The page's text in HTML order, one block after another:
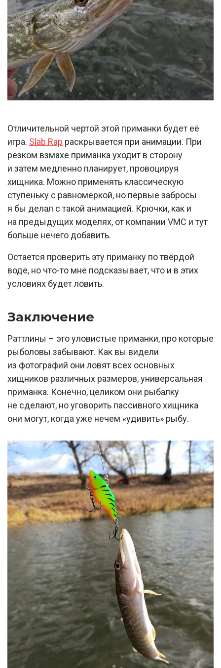
Отличительной чертой этой приманки будет её
игра. Slab Rap раскрывается при анимации. При
резком взмахе приманка уходит в сторону
и затем медленно планирует, провоцируя
хищника. Можно применять классическую
ступеньку с равномеркой, но первые забросы
я бы делал с такой анимацией. Крючки, как и
на предыдущих моделях, от компании VMC и тут
больше нечего добавить.
Остается проверить эту приманку по твёрдой
воде, но что-то мне подсказывает, что и в этих
условиях будет ловить.
Заключение
Раттлины – это уловистые приманки, про которые
рыболовы забывают. Как вы видели
из фотографий они ловят всех основных
хищников различных размеров, универсальная
приманка. Конечно, целиком они рыбалку
не сделают, но уговорить пассивного хищника
они могут, когда уже нечем «удивить» рыбу.